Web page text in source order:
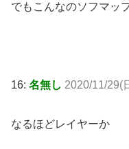
でもこんなのソフマッ
16: 名無し 2020/11/29(
なるほどレイヤーか